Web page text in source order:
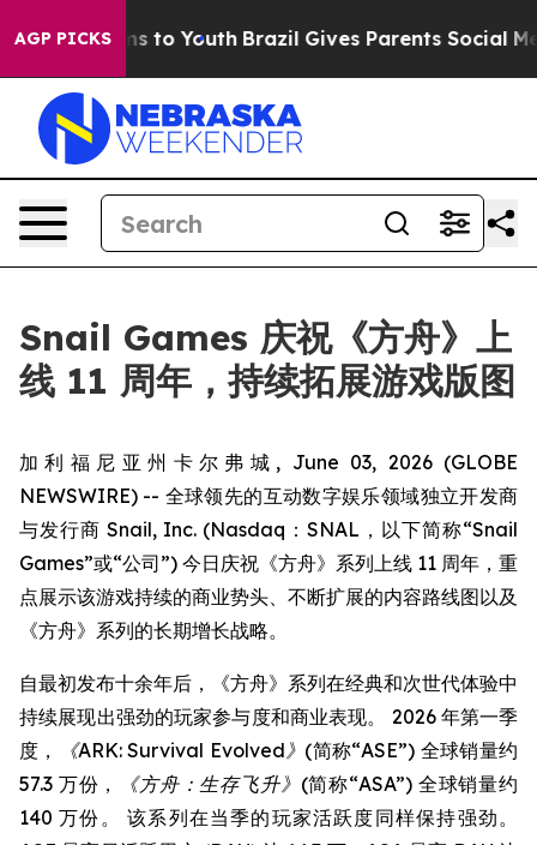
AGP PICKS
Harms to Youth Brazil Gives Parents Social
Snail Games 庆祝《方舟》上
线 11 周年，持续拓展游戏版图
加利福尼亚州卡尔弗城, June 03, 2026 (GLOBE
NEWSWIRE) -- 全球领先的互动数字娱乐领域独立开发商
与发行商 Snail, Inc. (Nasdaq：SNAL，以下简称“Snail
Games”或“公司”) 今日庆祝《方舟》系列上线 11 周年，重
点展示该游戏持续的商业势头、不断扩展的内容路线图以及
《方舟》系列的长期增长战略。
自最初发布十余年后，《方舟》系列在经典和次世代体验中
持续展现出强劲的玩家参与度和商业表现。 2026 年第一季
度，
《ARK: Survival Evolved》 (简称“ASE”) 全球销量约
57.3 万份，
《方舟：生存飞升》 (简称“ASA”) 全球销量约
140 万份。 该系列在当季的玩家活跃度同样保持强劲。